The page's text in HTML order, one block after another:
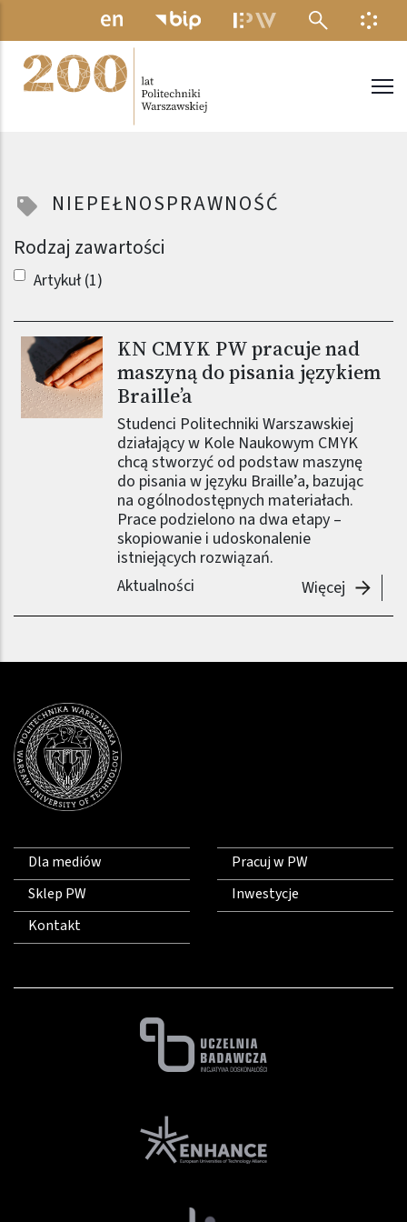
Przejdź do treści
MENU
NIEPEŁNOSPRAWNOŚĆ
Rodzaj zawartości
Artykuł (1)
KN CMYK PW pracuje nad
maszyną do pisania językiem
Braille’a
Studenci Politechniki Warszawskiej
działający w Kole Naukowym CMYK
chcą stworzyć od podstaw maszynę
do pisania w języku Braille’a, bazując
na ogólnodostępnych materiałach.
Prace podzielono na dwa etapy –
skopiowanie i udoskonalenie
istniejących rozwiązań.
Aktualności
Więcej KN
Dla mediów
Sklep PW
Kontakt
Pracuj w PW
Inwestycje